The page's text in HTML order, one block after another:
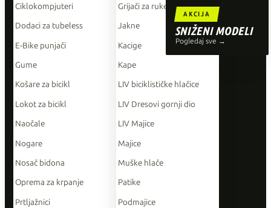
AKCIJA
SNIŽENI MODELI
Pogledaj sve →
Ciklokompjuteri
Dodaci za tubeless
E-Bike punjači
Gume
Košare za bicikl
Lokot za bicikl
Naočale
Nogare
Nosač bidona
Oprema za krpanje
Prtljažnici
Grijači za ruke
Jakne
Kacige
Kape
LIV biciklističke hlačice
LIV Dresovi gornji dio
LIV Majice
Majice
Muške hlače
Patike
Podmajice